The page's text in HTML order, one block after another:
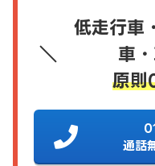
低走行車
車
原則
通話